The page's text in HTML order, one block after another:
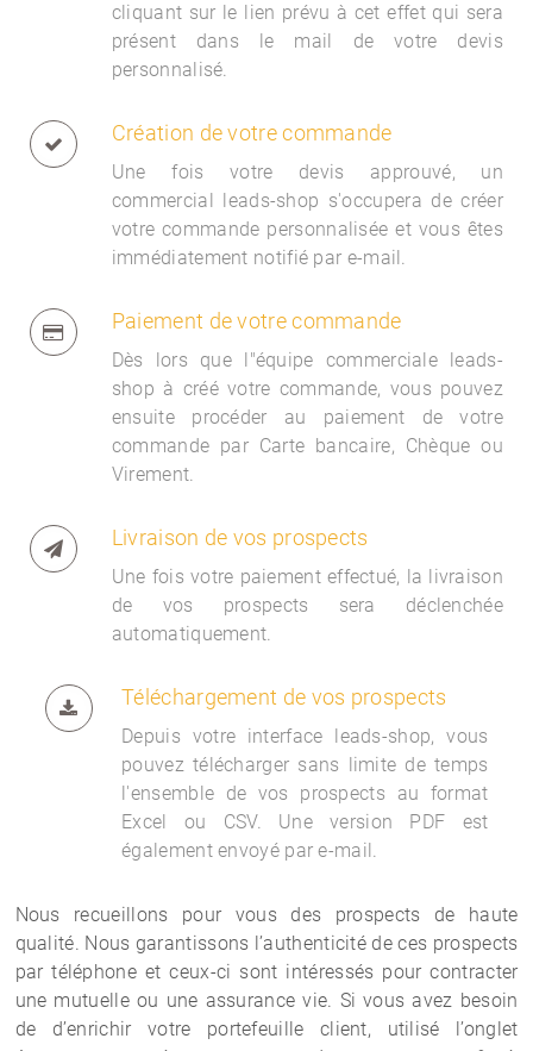
cliquant sur le lien prévu à cet effet qui sera
présent dans le mail de votre devis
personnalisé.
Création de votre commande
Une fois votre devis approuvé, un
commercial leads-shop s'occupera de créer
votre commande personnalisée et vous êtes
immédiatement notifié par e-mail.
Paiement de votre commande
Dès lors que l"équipe commerciale leads-
shop à créé votre commande, vous pouvez
ensuite procéder au paiement de votre
commande par Carte bancaire, Chèque ou
Virement.
Livraison de vos prospects
Une fois votre paiement effectué, la livraison
de vos prospects sera déclenchée
automatiquement.
Téléchargement de vos prospects
Depuis votre interface leads-shop, vous
pouvez télécharger sans limite de temps
l'ensemble de vos prospects au format
Excel ou CSV. Une version PDF est
également envoyé par e-mail.
Nous recueillons pour vous des prospects de haute
qualité. Nous garantissons l’authenticité de ces prospects
par téléphone et ceux-ci sont intéressés pour contracter
une mutuelle ou une assurance vie. Si vous avez besoin
de d’enrichir votre portefeuille client, utilisé l’onglet